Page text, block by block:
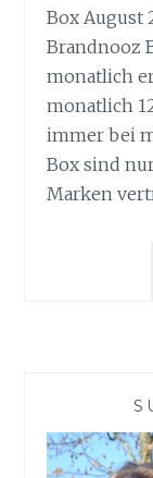
Box August
Brandnooz
monatlich
monatlich
immer bei
Box sind
Marken